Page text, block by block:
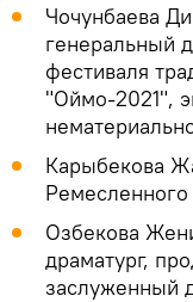
Чочунбаева
генеральный
фестиваля
"Оймо-2021",
Карыбекова
Озбекова
драматург,
заслуженный